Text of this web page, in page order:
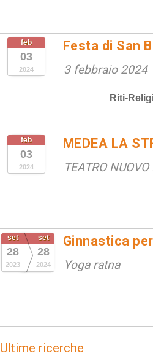
feb
03
2024
Festa di San
3 febbraio 2024
Riti-
feb
03
2024
MEDEA LA
TEATRO
set
28
2023
set
28
2024
Ginnastica
Yoga ratna
Ultime ricerche